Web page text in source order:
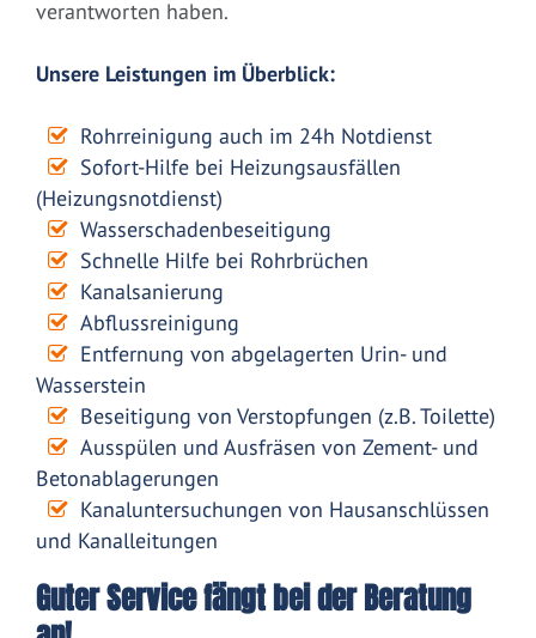
verantworten haben.
Unsere Leistungen im Überblick:
Rohrreinigung auch im 24h Notdienst
Sofort-Hilfe bei Heizungsausfällen
(Heizungsnotdienst)
Wasserschadenbeseitigung
Schnelle Hilfe bei Rohrbrüchen
Kanalsanierung
Abflussreinigung
Entfernung von abgelagerten Urin- und
Wasserstein
Beseitigung von Verstopfungen (z.B. Toilette)
Ausspülen und Ausfräsen von Zement- und
Betonablagerungen
Kanaluntersuchungen von Hausanschlüssen
und Kanalleitungen
Guter Service fängt bei der Beratung